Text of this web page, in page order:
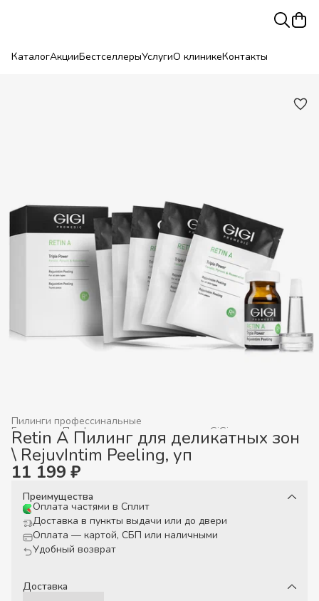
КаталогАкцииБестселлерыУслугиО клиникеКонтакты
Пилинги профессинальные
Профессиональная косметика GiGi
Главная
Retin A Пилинг для деликатных зон
\ RejuvIntim Peeling, уп
11 199 ₽
Преимущества
Оплата частями в Сплит
Доставка в пункты выдачи или до двери
Оплата — картой, СБП или наличными
Удобный возврат
Доставка